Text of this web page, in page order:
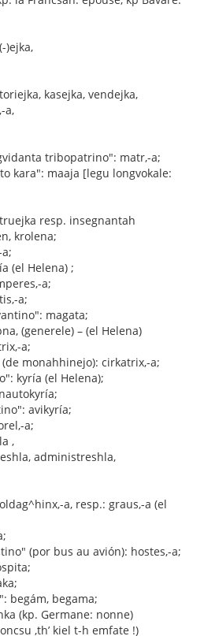
)ejka,
kasejka, vendejka,
a,
tribopatrino": matr,-a;
kara": maaja [legu longvokale:
resp. insegnantah
krolena;
(el Helena) ;
a;
a;
magata;
(generele) – (el Helena)
a;
monahhinejo): cirkatrix,-a;
kyría (el Helena);
avikyría;
a;
,
administreshla,
a, resp.: graus,-a (el
(por bus au avión): hostes,-a;
begám, begama;
(kp. Germane: nonne)
‚th’ kiel t-h emfate !)